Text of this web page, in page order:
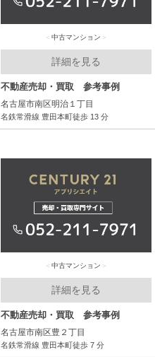
中古マンション
詳細を見る
不動産売却・買取 参考事例
名古屋市南区明治１丁目
名鉄常滑線 豊田本町徒歩 13 分
中古マンション
詳細を見る
不動産売却・買取 参考事例
名古屋市南区豊２丁目
名鉄常滑線 豊田本町徒歩 7 分